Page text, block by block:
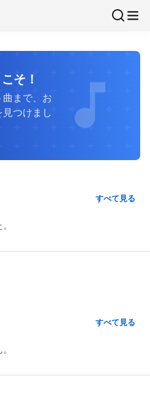
そ！
まで、お
つけまし
すべて見る
すべて見る